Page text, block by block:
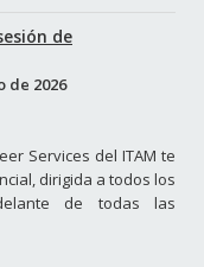
de
de 2026
Services del ITAM te
dirigida a todos los
de todas las